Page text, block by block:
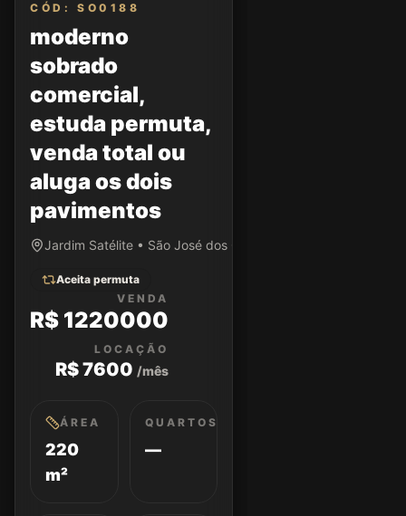
CÓD: SO0188
moderno
sobrado
comercial,
estuda permuta,
venda total ou
aluga os dois
pavimentos
Jardim Satélite • São José dos Campos/SP
Aceita permuta
VENDA
R$ 1220000
LOCAÇÃO
R$ 7600 /mês
ÁREA
220
m²
QUARTOS
—